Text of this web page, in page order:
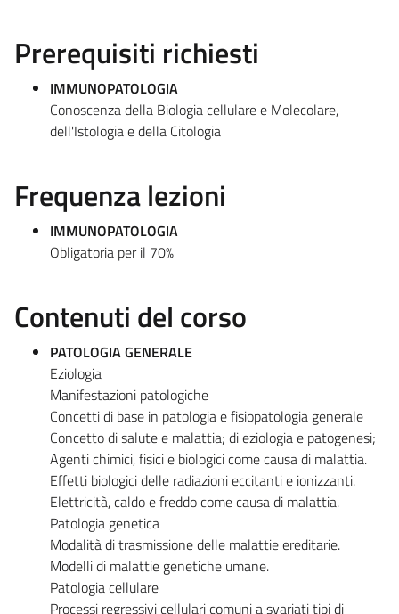
Prerequisiti richiesti
IMMUNOPATOLOGIA
Conoscenza della Biologia cellulare e Molecolare,
dell'Istologia e della Citologia
Frequenza lezioni
IMMUNOPATOLOGIA
Obligatoria per il 70%
Contenuti del corso
PATOLOGIA GENERALE
Eziologia
Manifestazioni patologiche
Concetti di base in patologia e fisiopatologia generale
Concetto di salute e malattia; di eziologia e patogenesi;
Agenti chimici, fisici e biologici come causa di malattia.
Effetti biologici delle radiazioni eccitanti e ionizzanti.
Elettricità, caldo e freddo come causa di malattia.
Patologia genetica
Modalità di trasmissione delle malattie ereditarie.
Modelli di malattie genetiche umane.
Patologia cellulare
Processi regressivi cellulari comuni a svariati tipi di